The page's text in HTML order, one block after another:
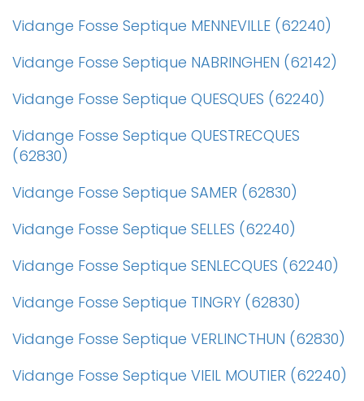
Vidange Fosse Septique MENNEVILLE (62240)
Vidange Fosse Septique NABRINGHEN (62142)
Vidange Fosse Septique QUESQUES (62240)
Vidange Fosse Septique QUESTRECQUES
(62830)
Vidange Fosse Septique SAMER (62830)
Vidange Fosse Septique SELLES (62240)
Vidange Fosse Septique SENLECQUES (62240)
Vidange Fosse Septique TINGRY (62830)
Vidange Fosse Septique VERLINCTHUN (62830)
Vidange Fosse Septique VIEIL MOUTIER (62240)